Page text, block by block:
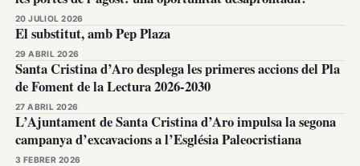
20 JULIOL 2026
El substitut, amb Pep Plaza
29 ABRIL 2026
Santa Cristina d’Aro desplega les primeres accions del Pla
de Foment de la Lectura 2026-2030
27 ABRIL 2026
L’Ajuntament de Santa Cristina d’Aro impulsa la segona
campanya d’excavacions a l’Església Paleocristiana
3 FEBRER 2026